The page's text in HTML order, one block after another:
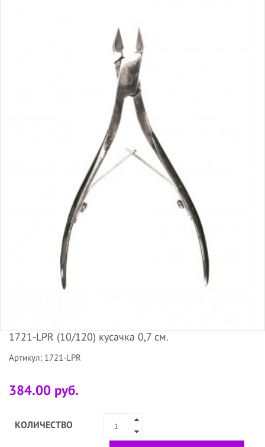
1721-LPR (10/120) кусачка 0,7 см.
Артикул: 1721-LPR
384.00 руб.
КОЛИЧЕСТВО